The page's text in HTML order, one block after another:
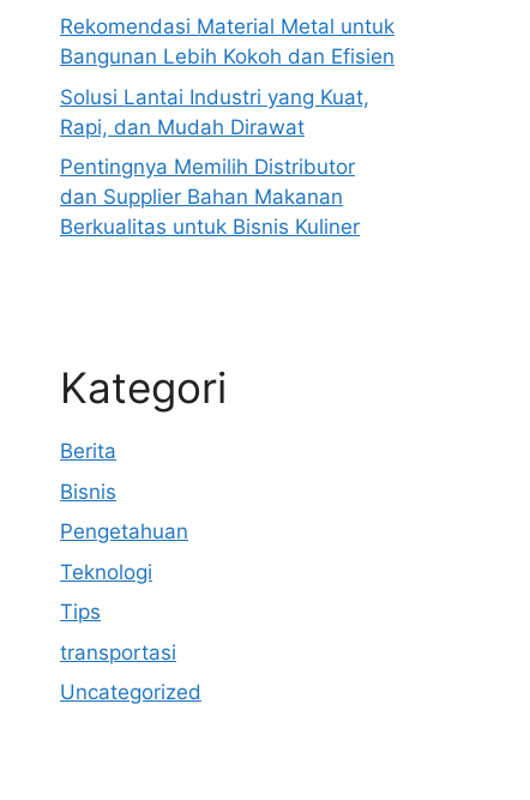
Rekomendasi Material Metal untuk
Bangunan Lebih Kokoh dan Efisien
Solusi Lantai Industri yang Kuat,
Rapi, dan Mudah Dirawat
Pentingnya Memilih Distributor
dan Supplier Bahan Makanan
Berkualitas untuk Bisnis Kuliner
Kategori
Berita
Bisnis
Pengetahuan
Teknologi
Tips
transportasi
Uncategorized